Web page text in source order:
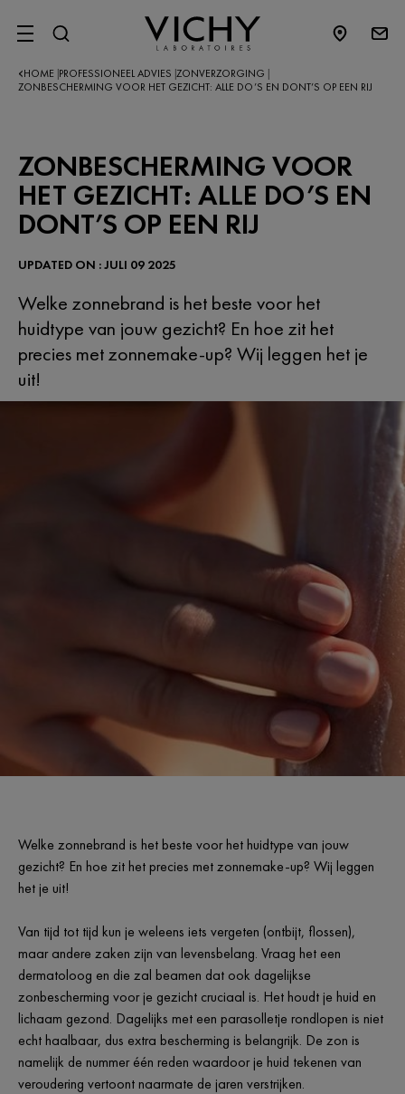
SITE MENU
HOME PROFESSIONEEL ADVIES ZONVERZORGING
ZONBESCHERMING VOOR HET GEZICHT: ALLE DO’S EN DONT’S OP EEN RIJ
ZONBESCHERMING VOOR
HET GEZICHT: ALLE DO’S EN
DONT’S OP EEN RIJ
Welke zonnebrand is het beste voor het
huidtype van jouw gezicht? En hoe zit het
precies met zonnemake-up? Wij leggen het je
uit!
UPDATED ON : JULI 09 2025
Welke zonnebrand is het beste voor het huidtype van jouw
gezicht? En hoe zit het precies met zonnemake-up? Wij leggen
het je uit!
Van tijd tot tijd kun je weleens iets vergeten (ontbijt, flossen),
maar andere zaken zijn van levensbelang. Vraag het een
dermatoloog en die zal beamen dat ook dagelijkse
zonbescherming voor je gezicht cruciaal is. Het houdt je huid en
lichaam gezond. Dagelijks met een parasolletje rondlopen is niet
echt haalbaar, dus extra bescherming is belangrijk. De zon is
namelijk de nummer één reden waardoor je huid tekenen van
veroudering vertoont naarmate de jaren verstrijken.